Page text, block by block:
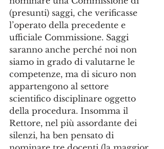
(presunti) saggi, che verificasse
l’operato della precedente e
ufficiale Commissione. Saggi
saranno anche perché noi non
siamo in grado di valutarne le
competenze, ma di sicuro non
appartengono al settore
scientifico disciplinare oggetto
della procedura. Insomma il
Rettore, nel più assordante dei
silenzi, ha ben pensato di